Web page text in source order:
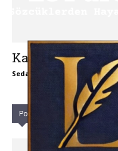
Kahvaltılık
Seda Karaca
Popüler Yazılar